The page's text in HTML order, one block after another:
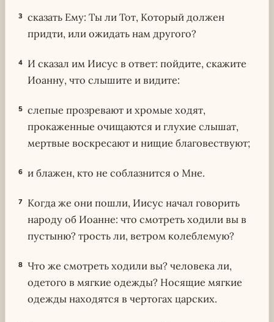
3 сказать Ему: Ты ли Тот, Который должен
придти, или ожидать нам другого?
4 И сказал им Иисус в ответ: пойдите, скажите
Иоанну, что слышите и видите:
5 слепые прозревают и хромые ходят,
прокаженные очищаются и глухие слышат,
мертвые воскресают и нищие благовествуют;
6 и блажен, кто не соблазнится о Мне.
7 Когда же они пошли, Иисус начал говорить
народу об Иоанне: что смотреть ходили вы в
пустыню? трость ли, ветром колеблемую?
8 Что же смотреть ходили вы? человека ли,
одетого в мягкие одежды? Носящие мягкие
одежды находятся в чертогах царских.